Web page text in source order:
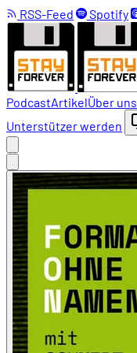
RSS-Feed Spotify
PodcastArtikelÜber uns
Unterstützer werden